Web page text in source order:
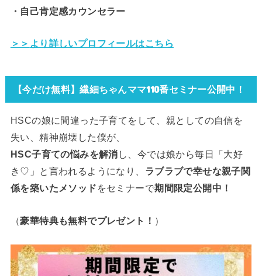
・自己肯定感カウンセラー
＞＞ より詳しいプロフィールはこちら
【今だけ無料】繊細ちゃんママ110番セミナー公開中！
HSCの娘に間違った子育てをして、親としての自信を
失い、精神崩壊した僕が、
HSC子育ての悩みを解消 し、今では娘から毎日「大好
き♡」と言われるようになり、 ラブラブで幸せな親子関
係を築いたメソッド をセミナーで期間限定公開中！
（豪華特典も無料でプレゼント！ ）